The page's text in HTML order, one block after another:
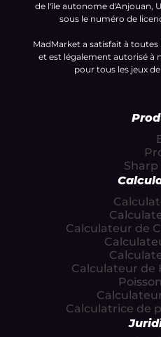
de l'île autonome d'Anjouan,
sous le numéro de
MadMarket a satisfait à
et est légalement autorisé à
pour tous les jeux
Sharp
Calculateur de
Calculateur de
Calculatrice de